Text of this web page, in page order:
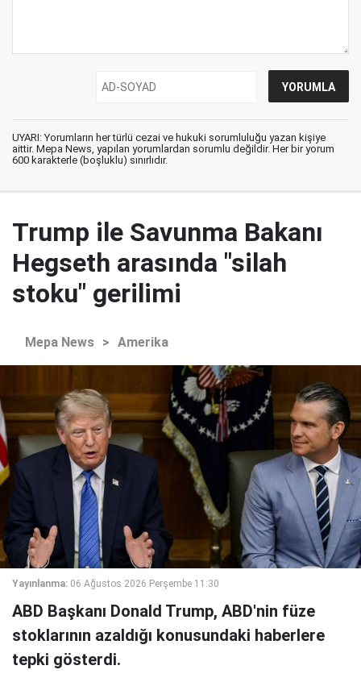
UYARI: Yorumların her türlü cezai ve hukuki sorumluluğu yazan kişiye
aittir. Mepa News, yapılan yorumlardan sorumlu değildir. Her bir yorum
600 karakterle (boşluklu) sınırlıdır.
Trump ile Savunma Bakanı
Hegseth arasında "silah
stoku" gerilimi
Mepa News > Amerika
Yayınlanma: 06 Ağustos 2026 Perşembe 11:30
ABD Başkanı Donald Trump, ABD'nin füze
stoklarının azaldığı konusundaki haberlere
tepki gösterdi.